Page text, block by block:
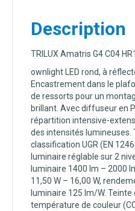
Description
TRILUX Amatris G4 C04
ownlight LED rond, à
Encastrement dans le
de ressorts pour un
brillant. Avec diffuseur en
répartition intensive-
des intensités lumineuses.
classification UGR (EN
luminaire réglable sur 2
luminaire 1400 lm – 2000
11,50 W – 16,00 W,
luminaire 125 lm/W.
température de couleur